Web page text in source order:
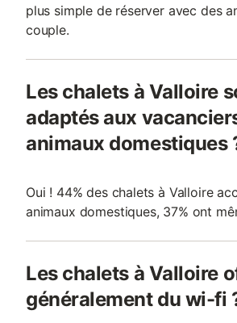
plus simple de réserver avec des
couple.
Les chalets à Valloire
adaptés aux
animaux domestiques
Oui ! 44% des chalets à Valloire
animaux domestiques, 37% ont
Les chalets à Valloire
généralement du wi-fi